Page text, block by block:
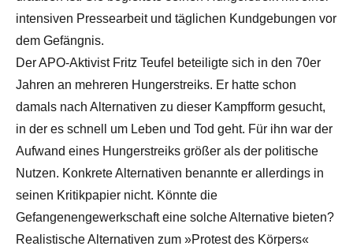
intensiven Pressearbeit und täglichen Kundgebungen vor
dem Gefängnis.
Der APO-Aktivist Fritz Teufel beteiligte sich in den 70er
Jahren an mehreren Hungerstreiks. Er hatte schon
damals nach Alternativen zu dieser Kampfform gesucht,
in der es schnell um Leben und Tod geht. Für ihn war der
Aufwand eines Hungerstreiks größer als der politische
Nutzen. Konkrete Alternativen benannte er allerdings in
seinen Kritikpapier nicht. Könnte die
Gefangenengewerkschaft eine solche Alternative bieten?
Realistische Alternativen zum »Protest des Körpers«